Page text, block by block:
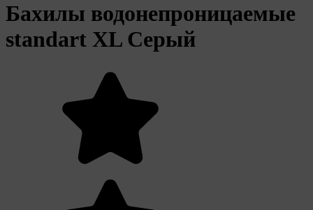
Бахилы водонепроницаемые
standart XL Серый